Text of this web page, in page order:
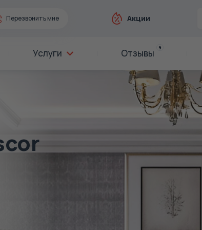
Перезвонить мне Акции
Услуги Отзывы 9